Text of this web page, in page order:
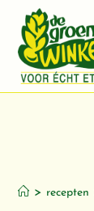
> recepten